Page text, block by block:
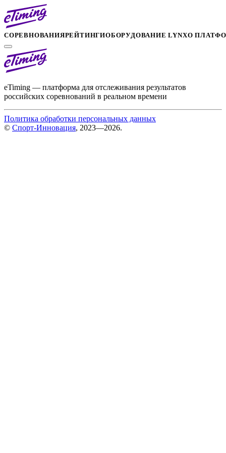
СОРЕВНОВАНИЯРЕЙТИНГИОБОРУДОВАНИЕ LYNXО
eTiming — платформа для отслеживания результатов
российских соревнований в реальном времени
Политика обработки персональных данных
© Спорт-Инновация, 2023—2026.